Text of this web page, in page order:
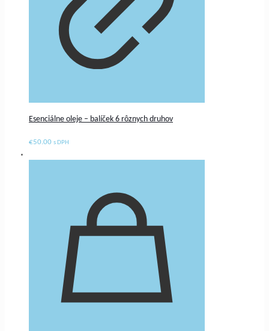
Esenciálne oleje – balíček 6 rôznych druhov
€50.00 s DPH